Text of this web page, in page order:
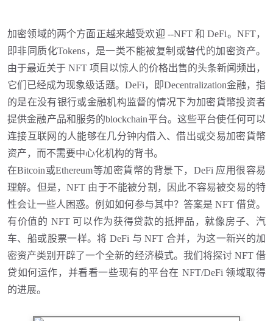
加密领域的两个方面正越来越受欢迎 --NFT 和 DeFi。NFT，
即非同质化Tokens，是一类不能被复制或替代的加密资产。
由于最近关于 NFT 项目以惊人的价格出售的头条新闻频出，
它们已经成为现象级话题。 DeFi，即Decentralization金融，指
的是在没有银行或金融机构监督的情况下为加密貨幣投资者
提供金融产品和服务的blockchain平台。这些平台使任何可以
连接互联网的人能够在几分钟内借入、借出或交易加密貨幣
资产，而不需要中心化机构的背书。
在Bitcoin或Ethereum等加密貨幣的背景下， DeFi 应用很容易
理解。但是，NFT 由于不能被分割，因此不容易被交易的特
性会让一些人困惑。例如如何参与其中？答案是 NFT 借贷。
有价值的 NFT 可以作为获得贷款的抵押品，就像房子、汽
车、船或股票一样。将 DeFi 与 NFT 合并，为这一新兴的加
密资产类别开辟了一个全新的经济模式。我们将探讨 NFT 借
贷如何运作，并看看一些现有的平台在 NFT/DeFi 领域取得
的进展。